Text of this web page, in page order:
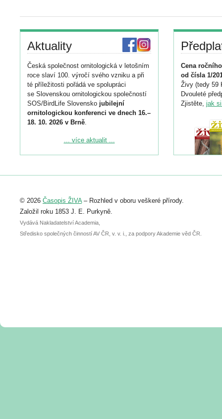
Aktuality
Česká společnost ornitologická v letošním
roce slaví 100. výročí svého vzniku a při
té příležitosti pořádá ve spolupráci
se Slovenskou ornitologickou společností
SOS/BirdLife Slovensko jubilejní
ornitologickou konferenci ve dnech 16.–
18. 10. 2026 v Brně.
Podrobnější informace ke konferenci
Registrovat se můžete do 6. září.
abstraktu přihlášené přednášky nebo
posteru je už 30. června.
... více aktualit ...
Cena
od čísla 1/
Živy (tedy 59
Dvouleté
Zjistěte, jak
© 2026 Časopis ŽIVA– Rozhled v oboru veškeré přírody.
Založil roku 1853 J. E. Purkyně.
Vydává Nakladatelství Academia,
Středisko společných činností AV ČR, v. v. i., za podpory Akademie věd ČR.